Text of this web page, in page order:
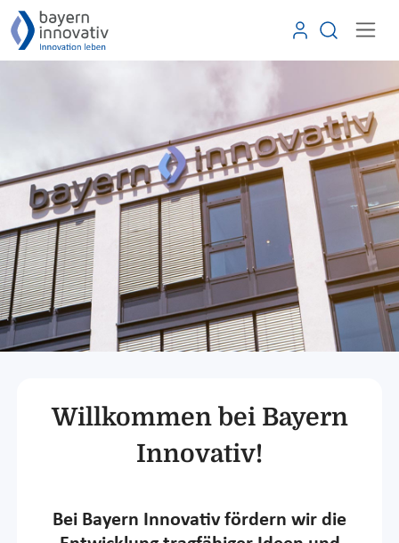
Willkommen bei Bayern
Innovativ!
Bei Bayern Innovativ fördern wir die